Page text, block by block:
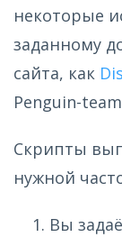
некоторые
заданному
сайта, как
Penguin-
Скрипты
нужной
Вы